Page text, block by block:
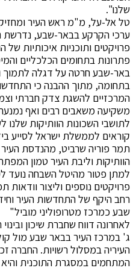
שלנו".
טל אל-על, מ"מ ראש העיר
ערכי הקרקע בבאר-שבע, נדרשת
פרויקטים ותוכניות איכותיות
פתרונות בתחומים הכלכליים
באר-שבע חרטה על דגלה לתמוך
בתחומה, מתוך ההבנה כי
המרכזיים להשגת צדק חברתי
משקיעה משאבים רבים ואף
לתושבי השכונות הוותיקות שלנו
קוראים לממשלת ישראל לסייע
תמר פוריה שרביט, מהנדסת
הוותיקות וליבת העיר טמון
למתן פטור מהיטל השבחה נועד
פרויקטים נוספים וליצור וודאות
רחב היקף של התחדשות העיר
שבע כמרכז מטרופוליני מוביל"
לאחרונה דווח שחברת שיכון
ג' במרכז העיר בבאר שבע מול
העיריה במסלול רשויות. החברה